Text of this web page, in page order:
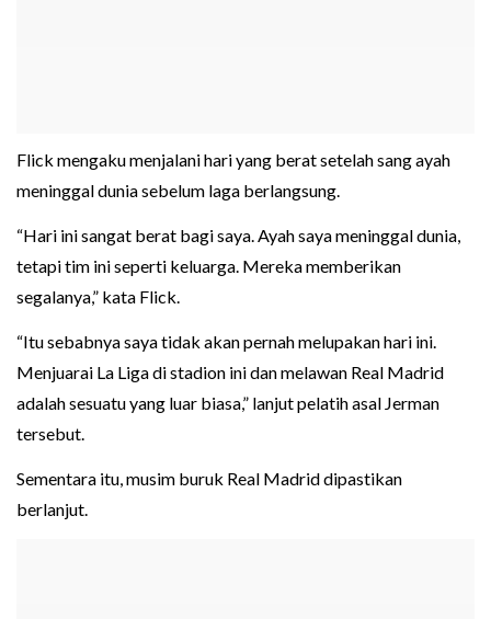
Flick mengaku menjalani hari yang berat setelah sang ayah
meninggal dunia sebelum laga berlangsung.
“Hari ini sangat berat bagi saya. Ayah saya meninggal dunia,
tetapi tim ini seperti keluarga. Mereka memberikan
segalanya,” kata Flick.
“Itu sebabnya saya tidak akan pernah melupakan hari ini.
Menjuarai La Liga di stadion ini dan melawan Real Madrid
adalah sesuatu yang luar biasa,” lanjut pelatih asal Jerman
tersebut.
Sementara itu, musim buruk Real Madrid dipastikan
berlanjut.